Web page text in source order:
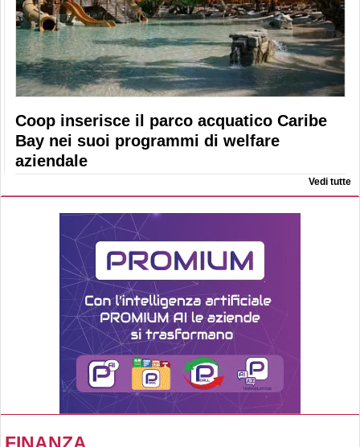
Coop inserisce il parco acquatico Caribe
Bay nei suoi programmi di welfare
aziendale
Vedi tutte